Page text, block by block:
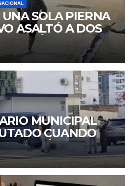
SOLA PIERNA
ASALTÓ A DOS
HUYÓ
MUNICIPAL
CUANDO
REUNIÓN DE
MANTA